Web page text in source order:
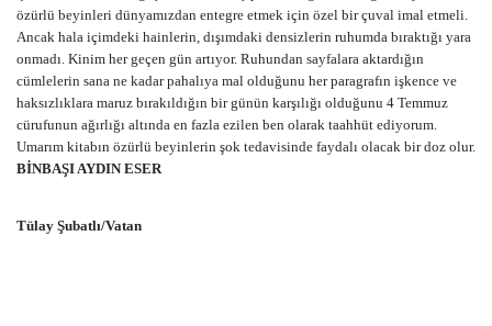
özürlü beyinleri dünyamızdan entegre etmek için özel bir çuval imal etmeli.
Ancak hala içimdeki hainlerin, dışımdaki densizlerin ruhumda bıraktığı yara
onmadı. Kinim her geçen gün artıyor. Ruhundan sayfalara aktardığın
cümlelerin sana ne kadar pahalıya mal olduğunu her paragrafın işkence ve
haksızlıklara maruz bırakıldığın bir günün karşılığı olduğunu 4 Temmuz
cürufunun ağırlığı altında en fazla ezilen ben olarak taahhüt ediyorum.
Umarım kitabın özürlü beyinlerin şok tedavisinde faydalı olacak bir doz olur.
BİNBAŞI AYDIN ESER
Tülay Şubatlı/Vatan